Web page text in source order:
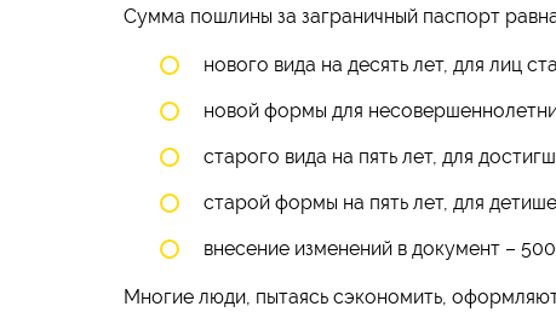
Сумма пошлины за заграничный паспорт
нового вида на десять лет, для лиц
новой формы для
старого вида на пять лет, для
старой формы на пять лет, для
внесение изменений в документ –
Многие люди, пытаясь сэкономить,